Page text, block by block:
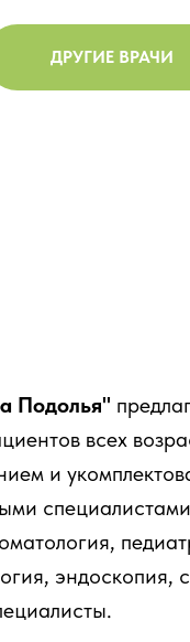
ДРУГИЕ ВРАЧИ
Подолья"
всех
и
эндоскопия,